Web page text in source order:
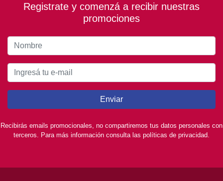
Registrate y comenzá a recibir nuestras
promociones
Enviar
Recibirás emails promocionales, no compartiremos tus datos personales con
terceros. Para más información consulta las políticas de privacidad.